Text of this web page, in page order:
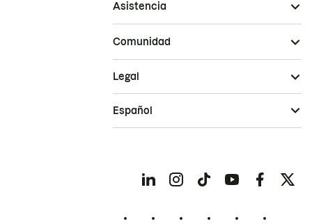
Asistencia
Comunidad
Legal
Español